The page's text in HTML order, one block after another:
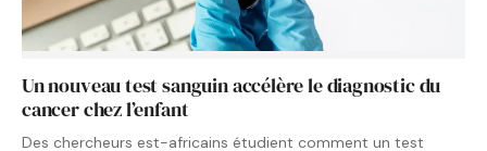
Un nouveau test sanguin accélère le diagnostic du
cancer chez l’enfant
Des chercheurs est-africains étudient comment un test